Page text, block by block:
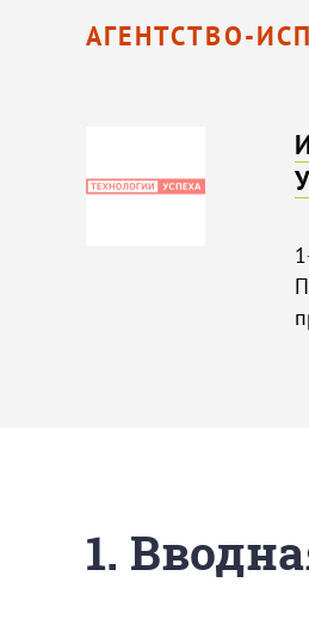
АГЕНТСТВО-
1.